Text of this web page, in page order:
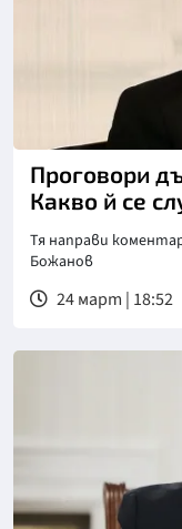
Снимка: Нова
Проговори
Какво й се
Тя направи
Божанов
24 март | 18:52